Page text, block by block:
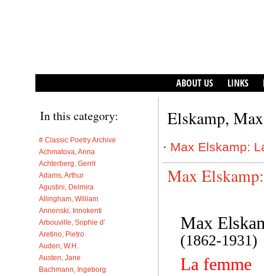
ABOUT US LINKS
In this category:
# Classic Poetry Archive
Achmatova, Anna
Achterberg, Gerrit
Adams, Arthur
Agustini, Delmira
Allingham, William
Annenski, Innokenti
Arbouville, Sophie d'
Aretino, Pietro
Auden, W.H.
Austen, Jane
Bachmann, Ingeborg
Elskamp, Max
· Max Elskamp:
Max
Max
(1862-1931)
La femme